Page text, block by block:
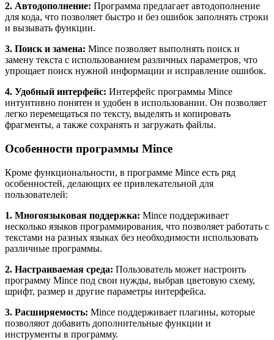
2. Автодополнение: Программа предлагает автодополнение
для кода, что позволяет быстро и без ошибок заполнять строки
и вызывать функции.
3. Поиск и замена: Mince позволяет выполнять поиск и
замену текста с использованием различных параметров, что
упрощает поиск нужной информации и исправление ошибок.
4. Удобный интерфейс: Интерфейс программы Mince
интуитивно понятен и удобен в использовании. Он позволяет
легко перемещаться по тексту, выделять и копировать
фрагменты, а также сохранять и загружать файлы.
Особенности программы Mince
Кроме функциональности, в программе Mince есть ряд
особенностей, делающих ее привлекательной для
пользователей:
1. Многоязыковая поддержка: Mince поддерживает
несколько языков программирования, что позволяет работать с
текстами на разных языках без необходимости использовать
различные программы.
2. Настраиваемая среда: Пользователь может настроить
программу Mince под свои нужды, выбрав цветовую схему,
шрифт, размер и другие параметры интерфейса.
3. Расширяемость: Mince поддерживает плагины, которые
позволяют добавить дополнительные функции и
инструменты в программу.